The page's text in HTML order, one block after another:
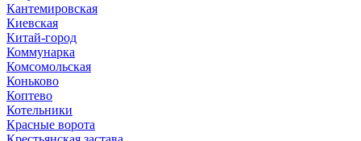
Кантемировская
Киевская
Китай-город
Коммунарка
Комсомольская
Коньково
Коптево
Котельники
Красные ворота